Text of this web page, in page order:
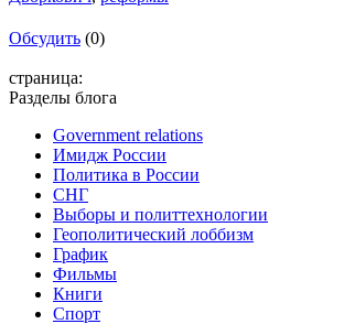
Обсудить (0)
страница:
Разделы блога
Government relations
Имидж России
Политика в России
СНГ
Выборы и политтехнологии
Геополитический лоббизм
График
Фильмы
Книги
Спорт